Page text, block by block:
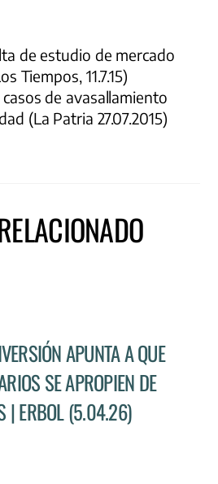
de estudio de mercado
Tiempos, 11.7.15)
de avasallamiento
(La Patria 27.07.2015)
APUNTA A QUE
SE APROPIEN DE
| ERBOL (5.04.26)